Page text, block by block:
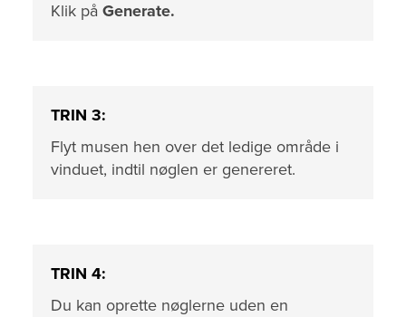
Klik på Generate.
TRIN 3:
Flyt musen hen over det ledige område i
vinduet, indtil nøglen er genereret.
TRIN 4:
Du kan oprette nøglerne uden en